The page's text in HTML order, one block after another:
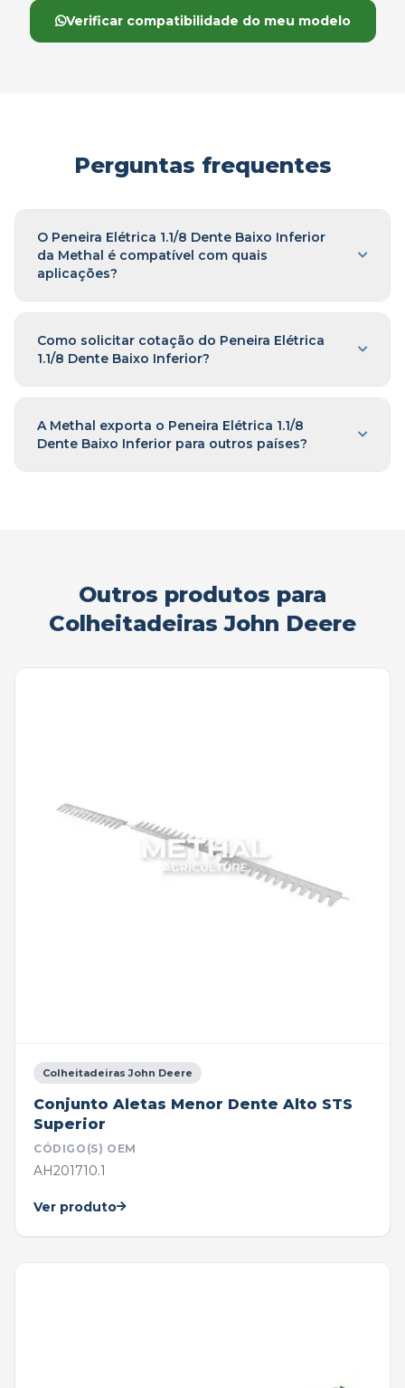
Verificar compatibilidade do meu modelo
Perguntas frequentes
O Peneira Elétrica 1.1/8 Dente Baixo Inferior
da Methal é compatível com quais
aplicações?
Como solicitar cotação do Peneira Elétrica
1.1/8 Dente Baixo Inferior?
A Methal exporta o Peneira Elétrica 1.1/8
Dente Baixo Inferior para outros países?
Outros produtos para
Colheitadeiras John Deere
Colheitadeiras John Deere
Conjunto Aletas Menor Dente Alto STS
Superior
CÓDIGO(S) OEM
AH201710.1
Ver produto